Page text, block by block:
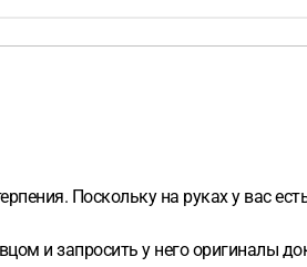
Поскольку на руках у вас
и запросить у него оригиналы